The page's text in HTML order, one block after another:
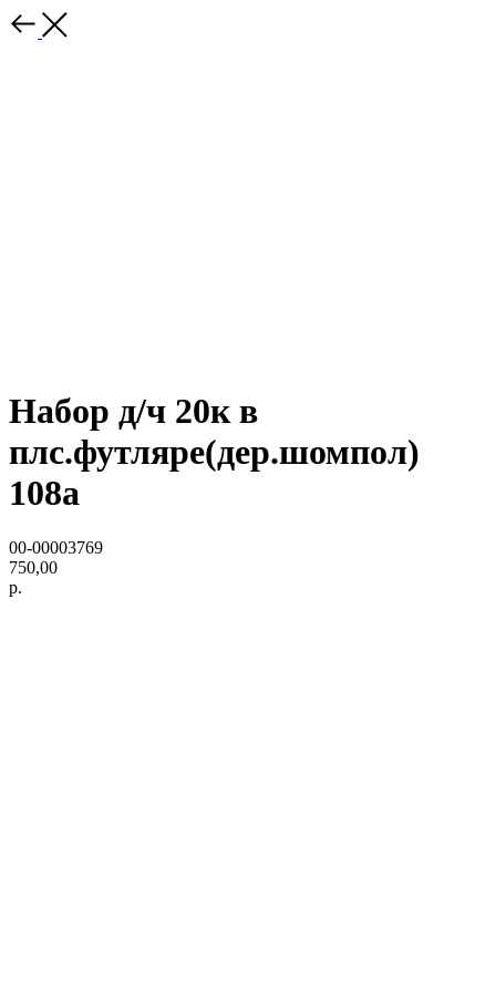
Набор д/ч 20к в
плс.футляре(дер.шомпол)
108а
00-00003769
750,00
р.